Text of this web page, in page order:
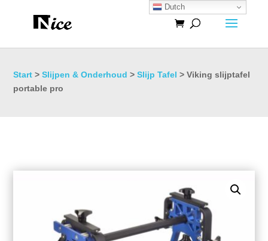
Start >Slijpen & Onderhoud >Slijp Tafel > Viking slijptafel
portable pro
Dutch